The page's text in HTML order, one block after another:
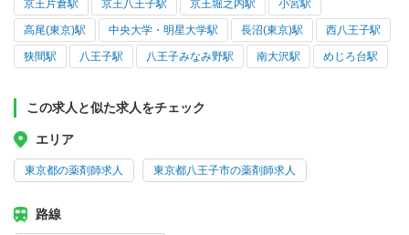
京王片倉駅 京王八王子駅 京王堀之内駅 小宮駅
高尾(東京)駅 中央大学・明星大学駅 長沼(東京)駅 西八王子駅
狭間駅 八王子駅 八王子みなみ野駅 南大沢駅 めじろ台駅
この求人と似た求人をチェック
エリア
東京都の薬剤師求人 東京都八王子市の薬剤師求人
路線